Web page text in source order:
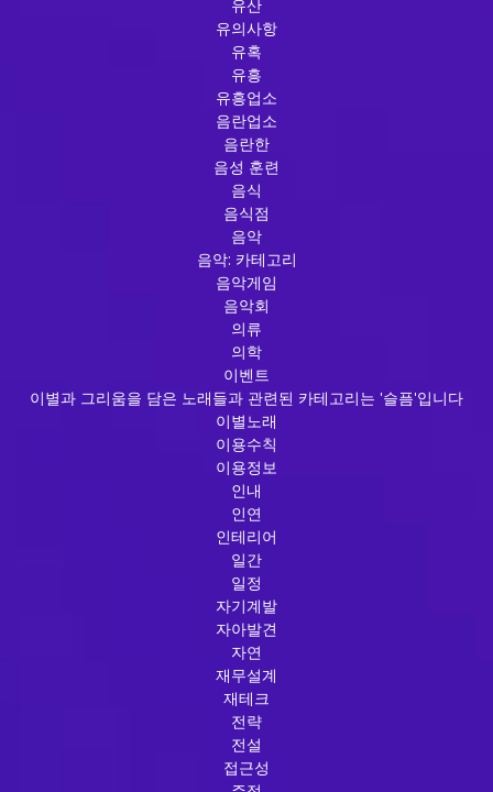
유산
유의사항
유혹
유흥
유흥업소
음란업소
음란한
음성 훈련
음식
음식점
음악
음악: 카테고리
음악게임
음악회
의류
의학
이벤트
이별과 그리움을 담은 노래들과 관련된 카테고리는 '슬픔'입니다
이별노래
이용수칙
이용정보
인내
인연
인테리어
일간
일정
자기계발
자아발견
자연
재무설계
재테크
전략
전설
접근성